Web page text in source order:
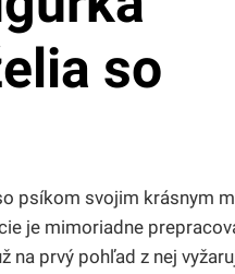
so
psíkom svojim krásnym
je mimoriadne
na prvý pohľad z nej